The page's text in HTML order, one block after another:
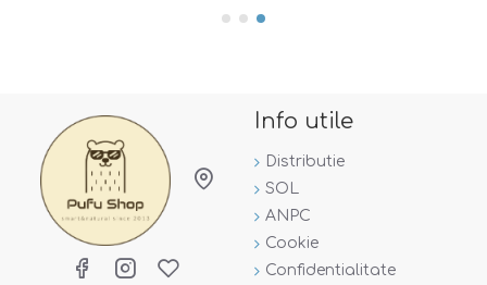
Info utile
Distributie
SOL
ANPC
Cookie
Confidentialitate